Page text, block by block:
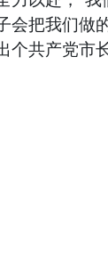
会把我们做
个共产党市